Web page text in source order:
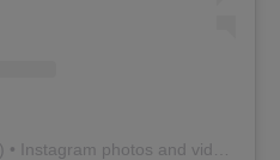
) • Instagram photos and videos